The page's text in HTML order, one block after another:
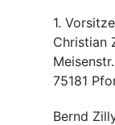
1.
Christian
75181
Bernd